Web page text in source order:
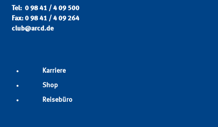
Tel: 0 98 41 / 4 09 500
Fax: 0 98 41 / 4 09 264
club@arcd.de
Karriere
Shop
Reisebüro